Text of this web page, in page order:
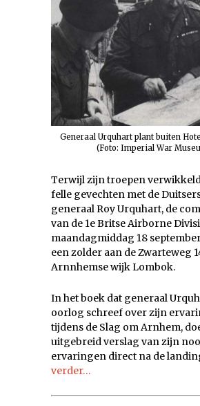
Generaal Urquhart plant buiten
(Foto: Imperial War
Terwijl zijn troepen
felle gevechten met de
generaal Roy Urquhart, de
van de 1e Britse Airborne
maandagmiddag 18
een zolder aan de Zwarteweg
Arnnhemse wijk Lombok.
In het boek dat generaal
oorlog schreef over zijn
tijdens de Slag om Arnhem,
uitgebreid verslag van zijn
ervaringen direct na de
verder…